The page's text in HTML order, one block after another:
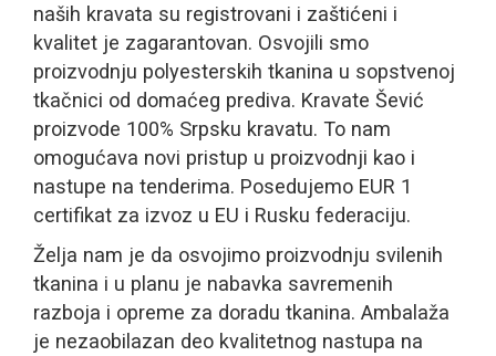
naših kravata su registrovani i zaštićeni i
kvalitet je zagarantovan. Osvojili smo
proizvodnju polyesterskih tkanina u sopstvenoj
tkačnici od domaćeg prediva. Kravate Šević
proizvode 100% Srpsku kravatu. To nam
omogućava novi pristup u proizvodnji kao i
nastupe na tenderima. Posedujemo EUR 1
certifikat za izvoz u EU i Rusku federaciju.
Želja nam je da osvojimo proizvodnju svilenih
tkanina i u planu je nabavka savremenih
razboja i opreme za doradu tkanina. Ambalaža
je nezaobilazan deo kvalitetnog nastupa na